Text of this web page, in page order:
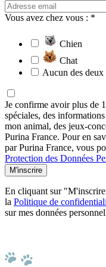
Vous avez chez vous : *
Chien
Chat
Aucun des deux
Je confirme avoir plus de
spéciales, des
mon animal, des jeux-
Purina France. Pour en
par Purina France, vous
Protection des Données
M'inscrire
En cliquant sur
la Politique de
sur mes données